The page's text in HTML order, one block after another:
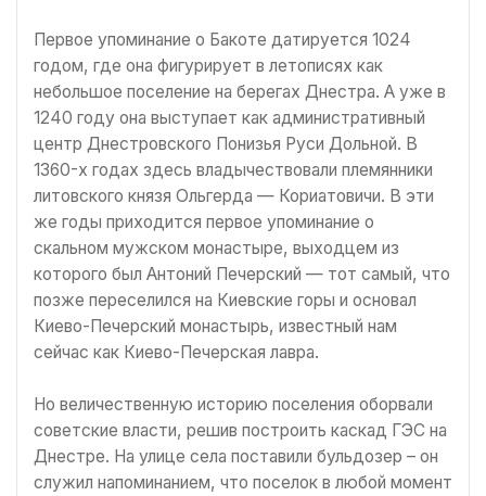
Первое упоминание о Бакоте датируется 1024
годом, где она фигурирует в летописях как
небольшое поселение на берегах Днестра. А уже в
1240 году она выступает как административный
центр Днестровского Понизья Руси Дольной. В
1360-х годах здесь владычествовали племянники
литовского князя Ольгерда — Кориатовичи. В эти
же годы приходится первое упоминание о
скальном мужском монастыре, выходцем из
которого был Антоний Печерский — тот самый, что
позже переселился на Киевские горы и основал
Киево-Печерский монастырь, известный нам
сейчас как Киево-Печерская лавра.
Но величественную историю поселения оборвали
советские власти, решив построить каскад ГЭС на
Днестре. На улице села поставили бульдозер – он
служил напоминанием, что поселок в любой момент